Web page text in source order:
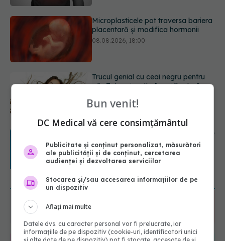
Trucul genial cu ceai negru pentru
păr. Tot mai multe femei îl adoră
08.08.2026, 17:00
Medicamentul folosit de peste 60 de
ani care acționează într-un loc
08.08.2026, 16:00
Transpirații nocturne: semnul ignorat
care poate ascunde probleme
serioase de sănătate
08.08.2026, 20:00
URMĂREȘTE-NE ȘI PE:
URMĂRITORI
ABONAȚI
Bun venit!
DC Medical vă cere consimțământul
Publicitate și conținut personalizat, măsurători
ale publicității și de conținut, cercetarea
audienței și dezvoltarea serviciilor
Stocarea și/sau accesarea informațiilor de pe
un dispozitiv
Aflați mai multe
Datele dvs. cu caracter personal vor fi prelucrate, iar
informațiile de pe dispozitiv (cookie-uri, identificatori unici